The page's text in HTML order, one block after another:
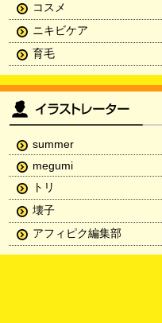
コスメ
ニキビケア
育毛
summer
megumi
トリ
壊子
アフィピク編集部